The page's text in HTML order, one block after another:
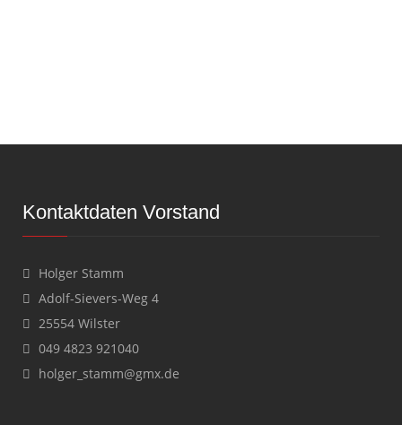
Kontaktdaten Vorstand
Holger Stamm
Adolf-Sievers-Weg 4
25554 Wilster
049 4823 921040
holger_stamm@gmx.de